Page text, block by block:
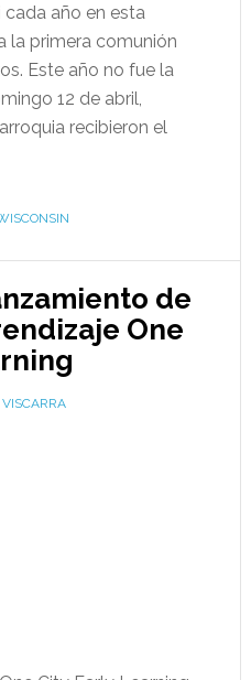
cada año en esta
la primera comunión
Este año no fue la
12 de abril,
recibieron el
de
One